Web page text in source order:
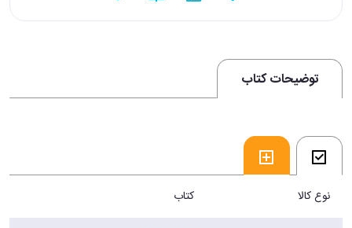
توضیحات کتاب
نوع کالا کتاب